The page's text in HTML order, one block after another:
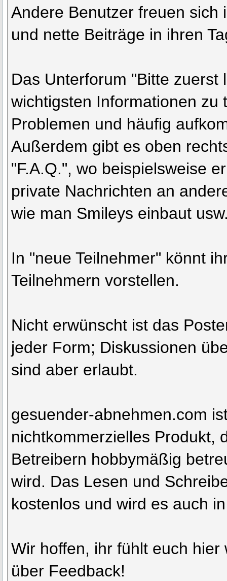
Andere Benutzer freuen sich
und nette Beiträge in ihren
Das Unterforum "Bitte zuerst
wichtigsten Informationen zu
Problemen und häufig
Außerdem gibt es oben
"F.A.Q.", wo beispielsweise
private Nachrichten an
wie man Smileys einbaut
In "neue Teilnehmer" könnt
Teilnehmern vorstellen.
Nicht erwünscht ist das
jeder Form; Diskussionen
sind aber erlaubt.
gesuender-abnehmen.com
nichtkommerzielles Produkt,
Betreibern hobbymäßig
wird. Das Lesen und
kostenlos und wird es auch
Wir hoffen, ihr fühlt euch
über Feedback!